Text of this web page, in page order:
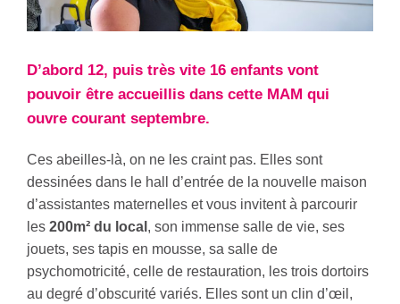
D’abord 12, puis très vite 16 enfants vont
pouvoir être accueillis dans cette MAM qui
ouvre courant septembre.
Ces abeilles-là, on ne les craint pas. Elles sont
dessinées dans le hall d’entrée de la nouvelle maison
d’assistantes maternelles et vous invitent à parcourir
les 200m² du local , son immense salle de vie, ses
jouets, ses tapis en mousse, sa salle de
psychomotricité, celle de restauration, les trois dortoirs
au degré d’obscurité variés. Elles sont un clin d’œil,